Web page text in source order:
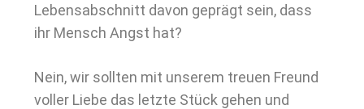
Lebensabschnitt davon geprägt sein, dass
ihr Mensch Angst hat?
Nein, wir sollten mit unserem treuen Freund
voller Liebe das letzte Stück gehen und